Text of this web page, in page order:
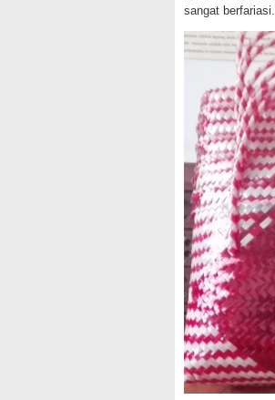
sangat berfariasi.